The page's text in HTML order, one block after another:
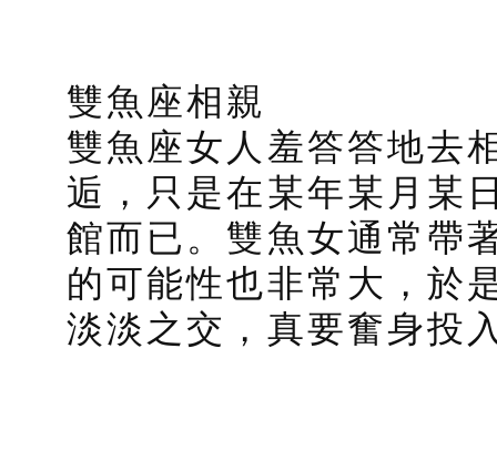
雙魚座相親
雙魚座女人羞答答地去
逅，只是在某年某月某
館而已。雙魚女通常帶
的可能性也非常大，於
淡淡之交，真要奮身投